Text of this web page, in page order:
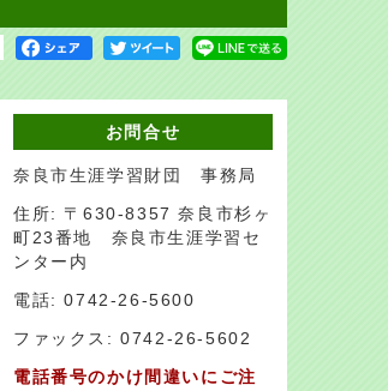
お問合せ
奈良市生涯学習財団 事務局
住所: 〒630-8357 奈良市杉ヶ
町23番地 奈良市生涯学習セ
ンター内
電話: 0742-26-5600
ファックス: 0742-26-5602
電話番号のかけ間違いにご注